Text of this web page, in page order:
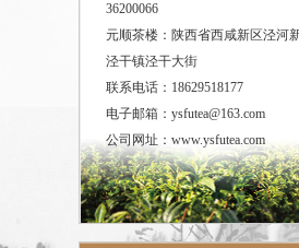
36200066
元顺茶楼：陕西省西咸新区泾河
泾干镇泾干大街
联系电话：18629518177
电子邮箱：ysfutea@163.com
公司网址：www.ysfutea.com